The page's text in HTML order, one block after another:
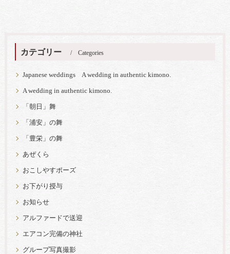
カテゴリー Categories
Japanese weddings A wedding in authentic kimono.
A wedding in authentic kimono.
「朝日」舞
「浦安」の舞
「豊栄」の舞
あぜくら
おこしやすポーズ
お下がり授与
お知らせ
アルファードで送迎
エアコン完備の神社
グループ写真撮影